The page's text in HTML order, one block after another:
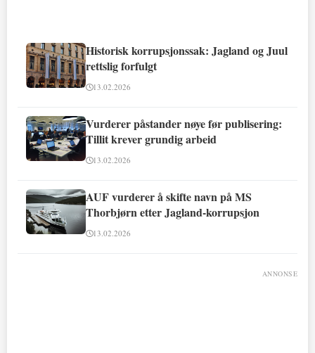
Historisk korrupsjonssak: Jagland og Juul
rettslig forfulgt
13.02.2026
Vurderer påstander nøye før publisering:
Tillit krever grundig arbeid
13.02.2026
AUF vurderer å skifte navn på MS
Thorbjørn etter Jagland-korrupsjon
13.02.2026
ANNONSE